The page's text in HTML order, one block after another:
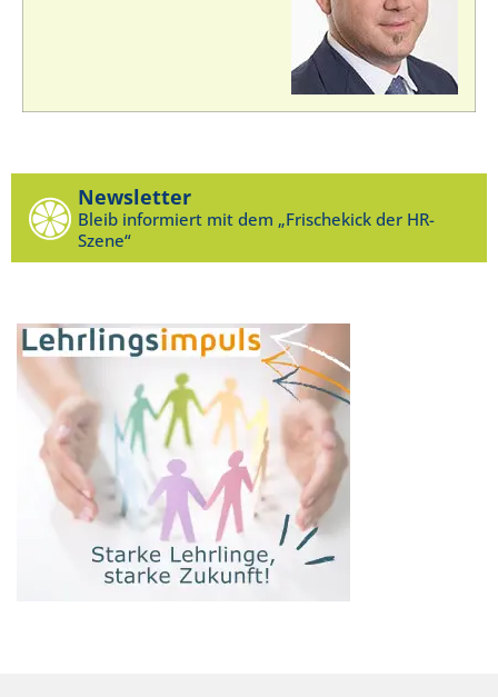
Newsletter
Bleib informiert mit dem „Frischekick der HR-
Szene“